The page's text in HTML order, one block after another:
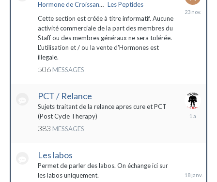
Hormone de Croissance (HGH) Les Peptides
Cette section est créée à titre informatif. Aucune
activité commerciale de la part des membres du
Staff ou des membres généraux ne sera tolérée.
L'utilisation et / ou la vente d'Hormones est
illegale.
506 MESSAGES
23
PCT / Relance
Sujets traitant de la relance apres cure et PCT
(Post Cycle Therapy)
383 MESSAGES
13
Les labos
Permet de parler des labos. On échange ici sur
les labos uniquement.